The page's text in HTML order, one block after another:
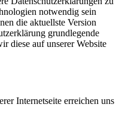
notwendig sein
die aktuellste Version
grundlegende
diese auf unserer Website
Internetseite erreichen uns